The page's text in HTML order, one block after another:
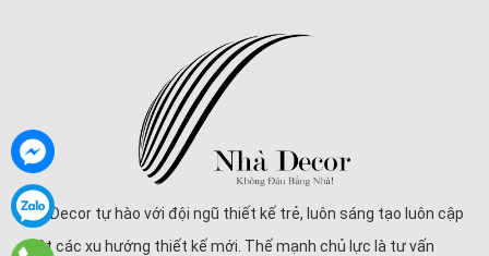
Nhà Decor tự hào với đội ngũ thiết kế trẻ, luôn sáng tạo luôn cập
nhật các xu hướng thiết kế mới. Thế mạnh chủ lực là tư vấn